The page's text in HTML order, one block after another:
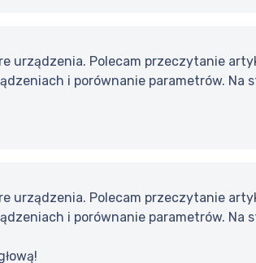
urządzenia. Polecam przeczytanie
i porównanie parametrów. Na
urządzenia. Polecam przeczytanie
i porównanie parametrów. Na